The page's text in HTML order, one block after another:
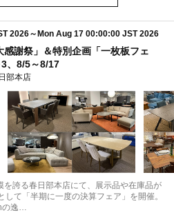
2026～Mon Aug 17 00:00:00 JST 2026
謝祭」＆特別企画「一枚板フェ
、8/5～8/17
部本店
誇る春日部本店にて、展示品や在庫品が
て「半期に一度の決算フェア」を開催。
の逸…